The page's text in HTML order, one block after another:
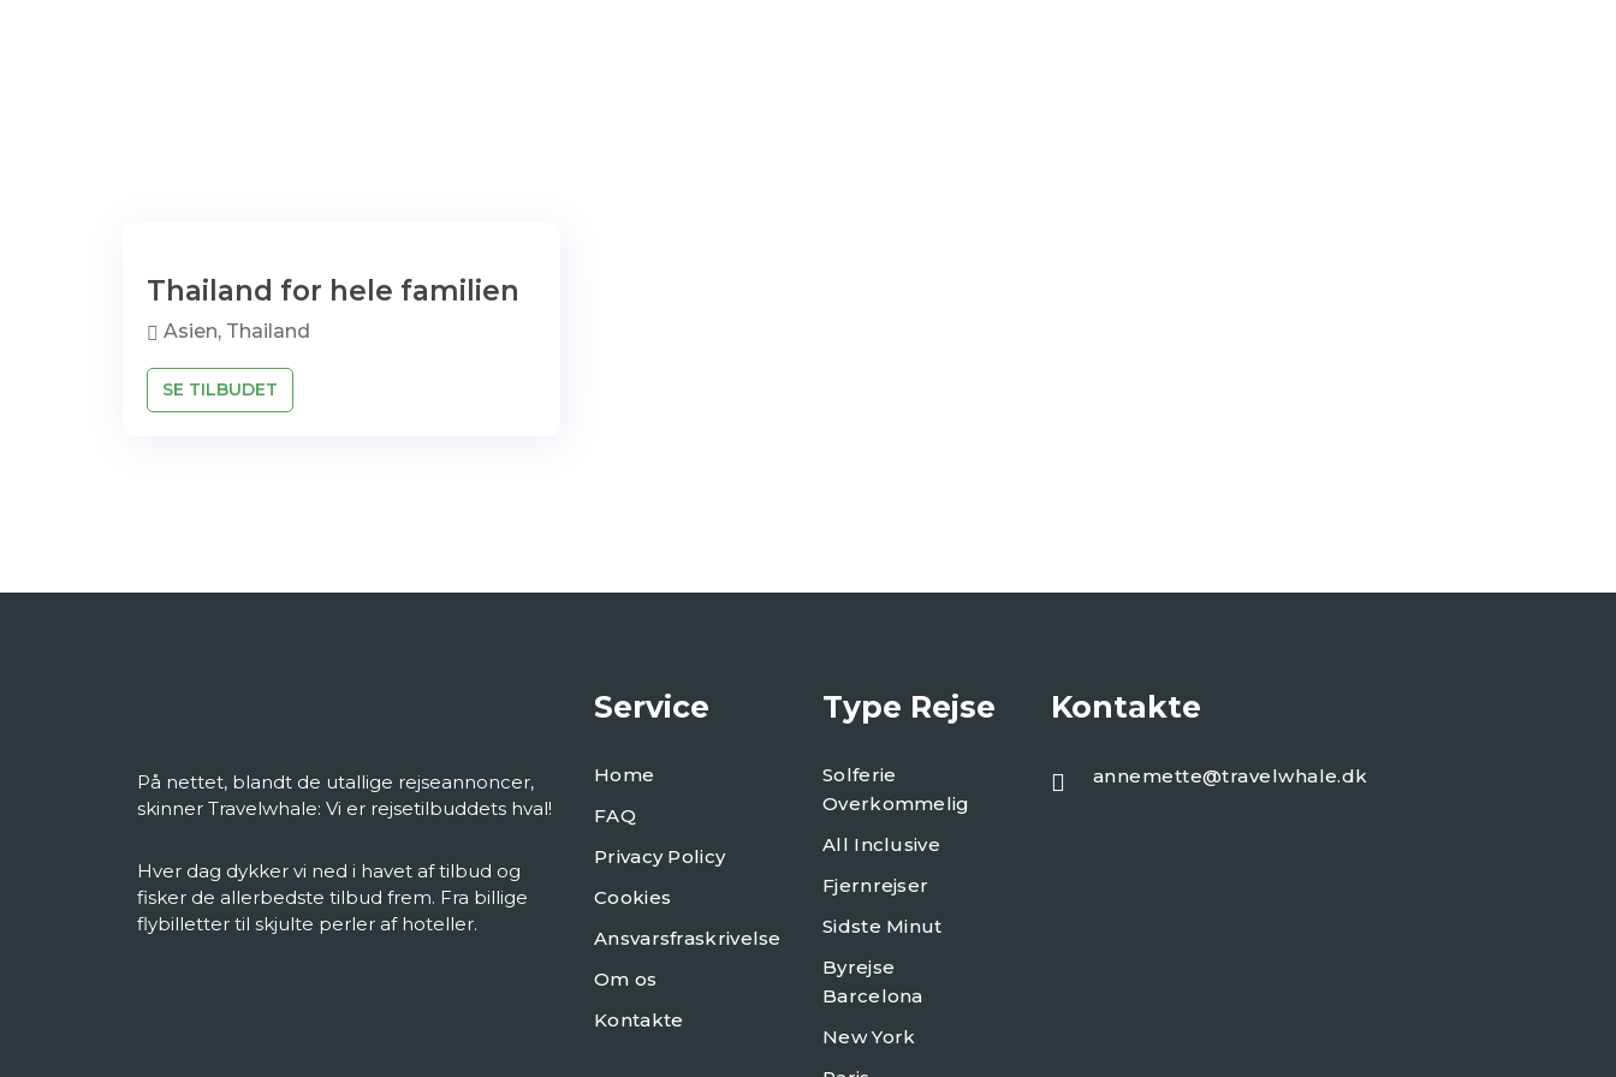
Thailand for hele familien
Asien, Thailand
SE TILBUDET
På nettet, blandt de utallige rejseannoncer,
skinner Travelwhale: Vi er rejsetilbuddets hval!
Hver dag dykker vi ned i havet af tilbud og
fisker de allerbedste tilbud frem. Fra billige
flybilletter til skjulte perler af hoteller.
Service
Home
FAQ
Privacy Policy
Cookies
Ansvarsfraskrivelse
Om os
Kontakte
Type Rejse
Solferie
Overkommelig
All Inclusive
Fjernrejser
Sidste Minut
Byrejse
Barcelona
New York
Kontakte
annemette@travelwhale.dk